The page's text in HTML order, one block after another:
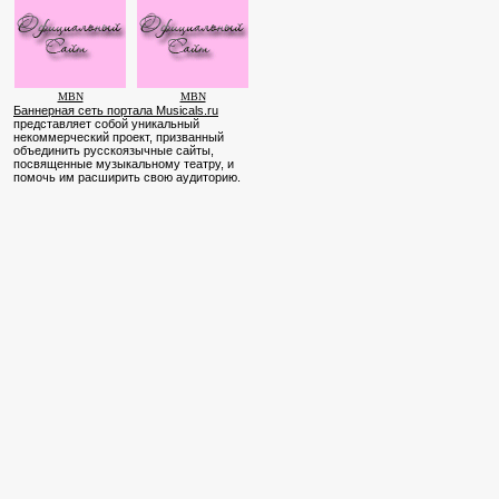
MBN MBN
Баннерная сеть портала Musicals.ru
представляет собой уникальный
некоммерческий проект, призванный
объединить русскоязычные сайты,
посвященные музыкальному театру, и
помочь им расширить свою аудиторию.